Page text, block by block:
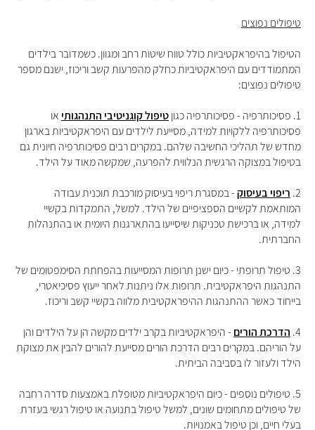
טיפולים נפוצים
הטיפול בהיפראקטיביות כולל טווח שיטות רחב ומגוון. כשמדובר בילדים
המתמודדים עם היפראקטיביות כחלק מהפרעות קשב וריכוז, ישנם מספר
טיפולים נפוצים:
1. פסיכותרפיה - פסיכותרפיה כגון טיפול קוגניטיבי התנהגותי או
פסיכותרפיה ללקויות למידה, מסייעת לילדים עם היפראקטיביות בארגון
מחדש של תהליכי החשיבה שלהם. במקרים רבים פסיכותרפיה חיונית גם
בטיפול במצוקה הרגשית הנלווית להפרעה, שמקשה מאוד על הילד.
2. ריפוי בעיסוק- במסגרת ריפוי בעיסוק מורכבת תוכנית עבודה
המותאמת לקשיים הספציפיים של הילד. למשל, התמקדות בקשיי
למידה, או ברכישת טכניקות שיסייעו בהתארגנות היומית או בהתנהלות
החברתית.
3. טיפול תרופתי - כיום ישנן תרופות המסייעות בהפחתת הסימפטומים של
התנהגות היפראקטיבית. תרופות אלו ניתנות לאחר ייעוץ פסיכיאטרי,
בייחוד כאשר ההתנהגות ההיפראקטיבית מלווה בקשיי קשב וריכוז.
4. הדרכת הורים- היפראקטיביות בקרב ילדים מקשה הן על הילדים והן
על הוריהם. במקרים רבים הדרכת הורים מסייעת להורים להבין את מצוקת
הילד ולעזור לו בסביבה הביתית.
5. טיפולים נוספים - כיום היפראקטיביות מטופלת באמצעות סדרה רחבה
של טיפולים מתחומים שונים, למשל טיפול בתנועה או טיפול רגשי בעזרת
בעלי חיים, וכן טיפול באמנויות.